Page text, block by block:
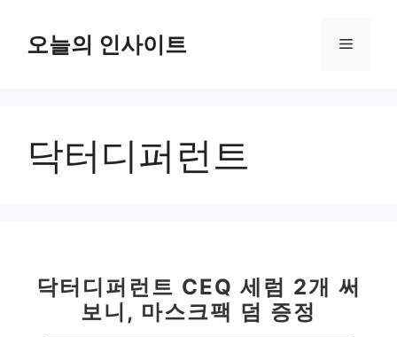
오늘의 인사이트 메
닥터디퍼런트
닥터디퍼런트 CEQ 세럼 2개 써
보니, 마스크팩 덤 증정